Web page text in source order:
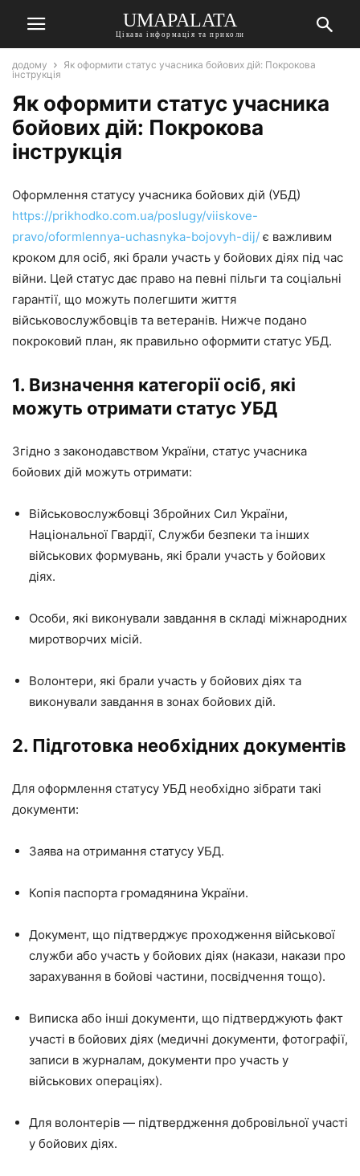
UMAPALATA
Цікава інформація та приколи
додому
Як оформити статус учасника бойових дій: Покрокова
інструкція
Як оформити статус учасника
бойових дій: Покрокова
інструкція
Оформлення статусу учасника бойових дій (УБД)
https://prikhodko.com.ua/poslugy/viiskove-
pravo/oformlennya-uchasnyka-bojovyh-dij/ є важливим
кроком для осіб, які брали участь у бойових діях під час
війни. Цей статус дає право на певні пільги та соціальні
гарантії, що можуть полегшити життя
військовослужбовців та ветеранів. Нижче подано
покроковий план, як правильно оформити статус УБД.
1. Визначення категорії осіб, які
можуть отримати статус УБД
Згідно з законодавством України, статус учасника
бойових дій можуть отримати:
Військовослужбовці Збройних Сил України,
Національної Гвардії, Служби безпеки та інших
військових формувань, які брали участь у бойових
діях.
Особи, які виконували завдання в складі міжнародних
миротворчих місій.
Волонтери, які брали участь у бойових діях та
виконували завдання в зонах бойових дій.
2. Підготовка необхідних документів
Для оформлення статусу УБД необхідно зібрати такі
документи:
Заява на отримання статусу УБД.
Копія паспорта громадянина України.
Документ, що підтверджує проходження військової
служби або участь у бойових діях (накази, накази про
зарахування в бойові частини, посвідчення тощо).
Виписка або інші документи, що підтверджують факт
участі в бойових діях (медичні документи, фотографії,
записи в журналам, документи про участь у
військових операціях).
Для волонтерів — підтвердження добровільної участі
у бойових діях.